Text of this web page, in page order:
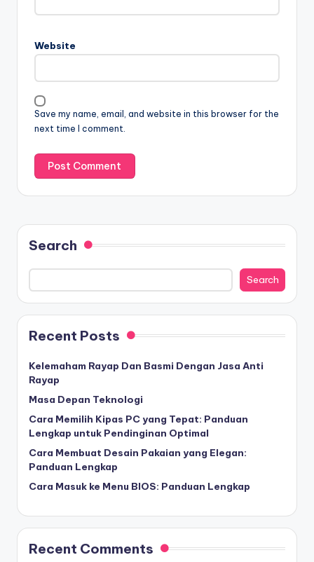
Website
Save my name, email, and website in this browser for the
next time I comment.
Search
Search
Recent Posts
Kelemaham Rayap Dan Basmi Dengan Jasa Anti
Rayap
Masa Depan Teknologi
Cara Memilih Kipas PC yang Tepat: Panduan
Lengkap untuk Pendinginan Optimal
Cara Membuat Desain Pakaian yang Elegan:
Panduan Lengkap
Cara Masuk ke Menu BIOS: Panduan Lengkap
Recent Comments